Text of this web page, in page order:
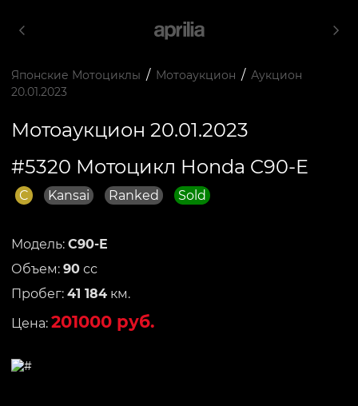
Японские Мотоциклы / Мотоаукцион / Аукцион
20.01.2023
Мотоаукцион 20.01.2023
#5320 Мотоцикл Honda C90-E
C Kansai Ranked Sold
Модель: C90-E
Объем: 90 сс
Пробег: 41 184 км.
Цена: 201000 руб.